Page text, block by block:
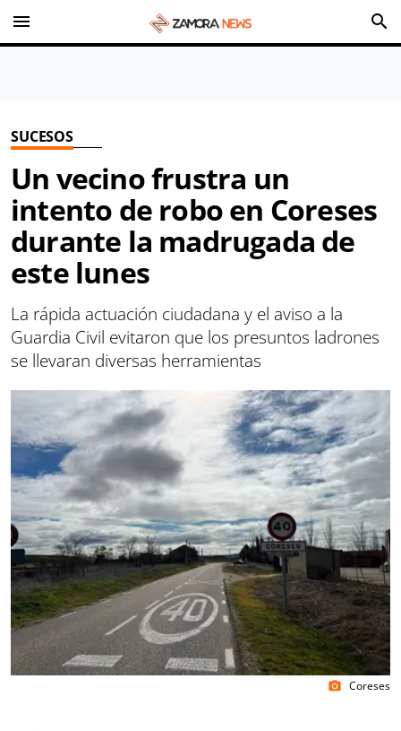
menu search
SUCESOS
Un vecino frustra un
intento de robo en Coreses
durante la madrugada de
este lunes
La rápida actuación ciudadana y el aviso a la
Guardia Civil evitaron que los presuntos ladrones
se llevaran diversas herramientas
photo_camera Coreses